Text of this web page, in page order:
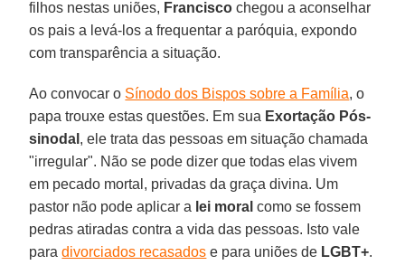
filhos nestas uniões, Francisco chegou a aconselhar
os pais a levá-los a frequentar a paróquia, expondo
com transparência a situação.
Ao convocar o Sínodo dos Bispos sobre a Família, o
papa trouxe estas questões. Em sua Exortação Pós-
sinodal , ele trata das pessoas em situação chamada
"irregular". Não se pode dizer que todas elas vivem
em pecado mortal, privadas da graça divina. Um
pastor não pode aplicar a lei moral como se fossem
pedras atiradas contra a vida das pessoas. Isto vale
paradivorciados recasados e para uniões de LGBT+.